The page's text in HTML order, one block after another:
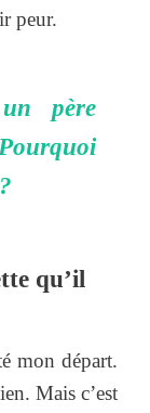
peur.
père
qu’il
mon départ.
Mais c’est